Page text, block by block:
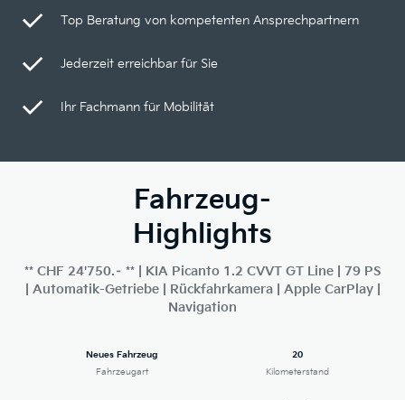
Top Beratung von kompetenten Ansprechpartnern
Jederzeit erreichbar für Sie
Ihr Fachmann für Mobilität
Fahrzeug-
Highlights
** CHF 24'750.– ** | KIA Picanto 1.2 CVVT GT Line | 79 PS
| Automatik-Getriebe | Rückfahrkamera | Apple CarPlay |
Navigation
Neues Fahrzeug
Fahrzeugart
20
Kilometerstand